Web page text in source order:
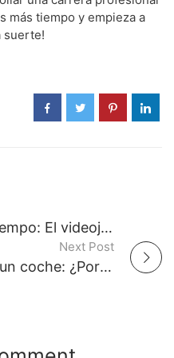
más tiempo y empieza a
suerte!
Más que un pasatiempo: El videojuego online como nuevo fenómeno cultural y social
Next Post
El ciclo de vida de un coche: ¿Por qué el mercado de segunda mano es tan importante?